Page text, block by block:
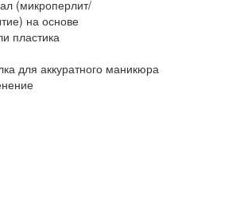
(микроперлит/
на основе
пластика
для аккуратного маникюра